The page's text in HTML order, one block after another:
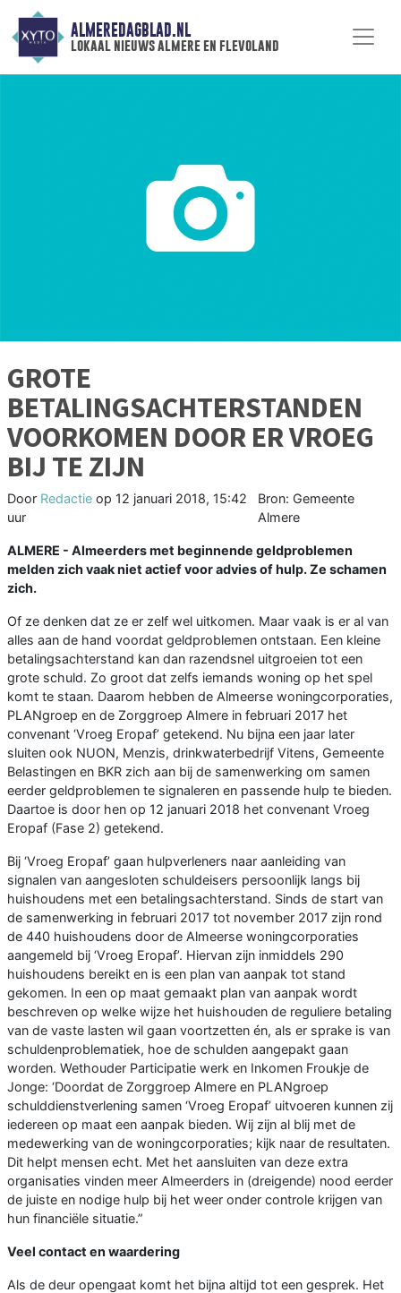
ALMEREDAGBLAD.NL
lokaal nieuws almere en flevoland
GROTE
BETALINGSACHTERSTANDEN
VOORKOMEN DOOR ER VROEG
BIJ TE ZIJN
Door Redactie op 12 januari 2018, 15:42
uur
Bron: Gemeente
Almere
ALMERE - Almeerders met beginnende geldproblemen
melden zich vaak niet actief voor advies of hulp. Ze schamen
zich.
Of ze denken dat ze er zelf wel uitkomen. Maar vaak is er al van
alles aan de hand voordat geldproblemen ontstaan. Een kleine
betalingsachterstand kan dan razendsnel uitgroeien tot een
grote schuld. Zo groot dat zelfs iemands woning op het spel
komt te staan. Daarom hebben de Almeerse woningcorporaties,
PLANgroep en de Zorggroep Almere in februari 2017 het
convenant ‘Vroeg Eropaf’ getekend. Nu bijna een jaar later
sluiten ook NUON, Menzis, drinkwaterbedrijf Vitens, Gemeente
Belastingen en BKR zich aan bij de samenwerking om samen
eerder geldproblemen te signaleren en passende hulp te bieden.
Daartoe is door hen op 12 januari 2018 het convenant Vroeg
Eropaf (Fase 2) getekend.
Bij ‘Vroeg Eropaf’ gaan hulpverleners naar aanleiding van
signalen van aangesloten schuldeisers persoonlijk langs bij
huishoudens met een betalingsachterstand. Sinds de start van
de samenwerking in februari 2017 tot november 2017 zijn rond
de 440 huishoudens door de Almeerse woningcorporaties
aangemeld bij ‘Vroeg Eropaf’. Hiervan zijn inmiddels 290
huishoudens bereikt en is een plan van aanpak tot stand
gekomen. In een op maat gemaakt plan van aanpak wordt
beschreven op welke wijze het huishouden de reguliere betaling
van de vaste lasten wil gaan voortzetten én, als er sprake is van
schuldenproblematiek, hoe de schulden aangepakt gaan
worden. Wethouder Participatie werk en Inkomen Froukje de
Jonge: ‘Doordat de Zorggroep Almere en PLANgroep
schulddienstverlening samen ‘Vroeg Eropaf’ uitvoeren kunnen zij
iedereen op maat een aanpak bieden. Wij zijn al blij met de
medewerking van de woningcorporaties; kijk naar de resultaten.
Dit helpt mensen echt. Met het aansluiten van deze extra
organisaties vinden meer Almeerders in (dreigende) nood eerder
de juiste en nodige hulp bij het weer onder controle krijgen van
hun financiële situatie.”
Veel contact en waardering
Als de deur opengaat komt het bijna altijd tot een gesprek. Het